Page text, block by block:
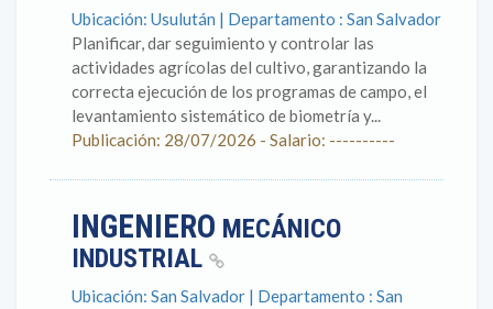
Ubicación: Usulután | Departamento : San Salvador
Planificar, dar seguimiento y controlar las
actividades agrícolas del cultivo, garantizando la
correcta ejecución de los programas de campo, el
levantamiento sistemático de biometría y...
Publicación: 28/07/2026 - Salario: ----------
INGENIERO MECÁNICO
INDUSTRIAL
Ubicación: San Salvador | Departamento : San